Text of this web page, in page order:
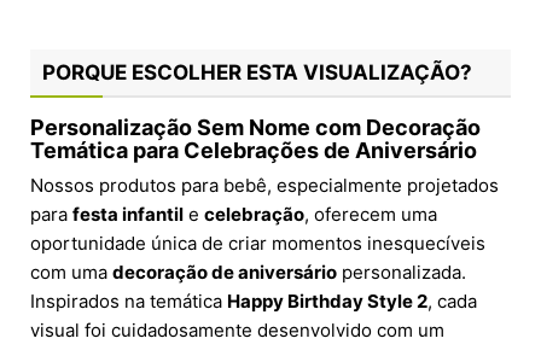
PORQUE ESCOLHER ESTA VISUALIZAÇÃO?
Personalização Sem Nome com Decoração
Temática para Celebrações de Aniversário
Nossos produtos para bebê, especialmente projetados
para festa infantil e celebração, oferecem uma
oportunidade única de criar momentos inesquecíveis
com uma decoração de aniversário personalizada.
Inspirados na temática Happy Birthday Style 2, cada
visual foi cuidadosamente desenvolvido com um